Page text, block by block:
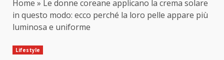
Home » Le donne coreane applicano la crema solare
in questo modo: ecco perché la loro pelle appare più
luminosa e uniforme
Lifestyle